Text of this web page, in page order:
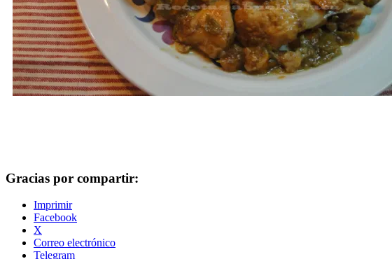
Gracias por compartir:
Imprimir
Facebook
X
Correo electrónico
Telegram